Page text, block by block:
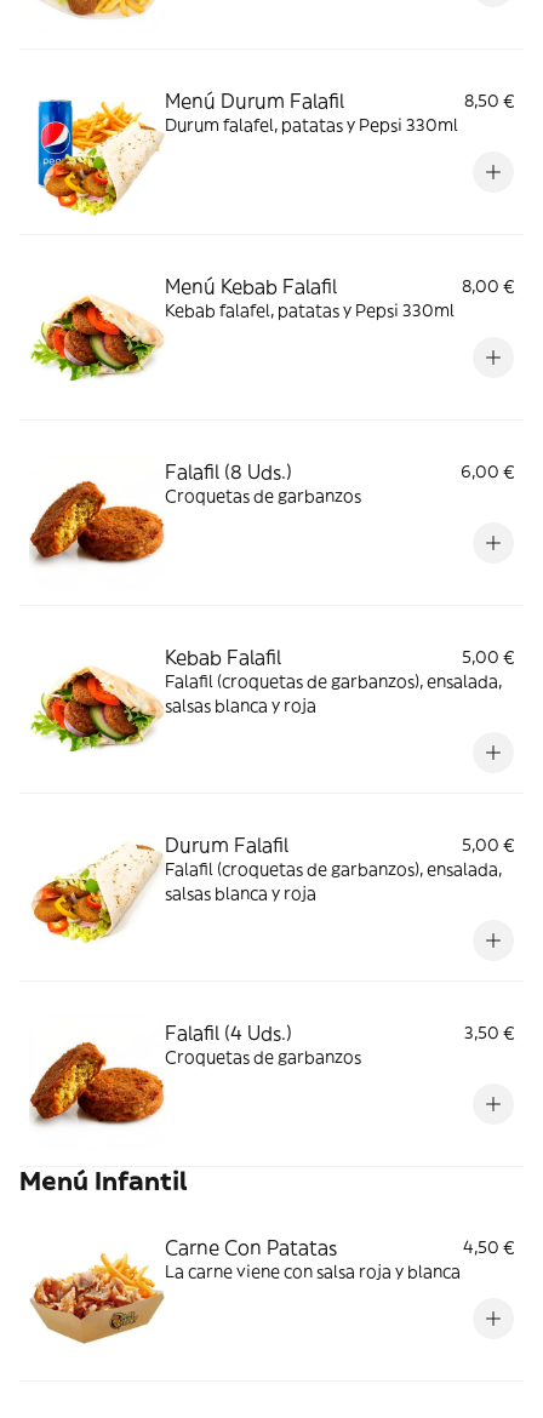
Menú Durum Falafil
8,50 €
Durum falafel, patatas y Pepsi 330ml
Menú Kebab Falafil
8,00 €
Kebab falafel, patatas y Pepsi 330ml
Falafil (8 Uds.)
6,00 €
Croquetas de garbanzos
Kebab Falafil
5,00 €
Falafil (croquetas de garbanzos), ensalada,
salsas blanca y roja
Durum Falafil
5,00 €
Falafil (croquetas de garbanzos), ensalada,
salsas blanca y roja
Falafil (4 Uds.)
3,50 €
Croquetas de garbanzos
Menú Infantil
Carne Con Patatas
4,50 €
La carne viene con salsa roja y blanca